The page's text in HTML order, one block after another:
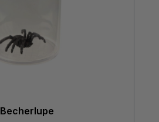
Becherlupe